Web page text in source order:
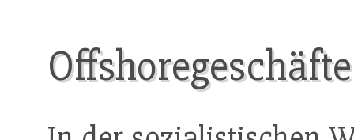
Offshoregeschäfte